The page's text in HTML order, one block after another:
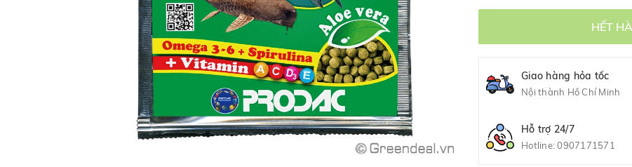
HẾT
Giao hàng hỏa tốc
Nội thành Hồ Chí Minh
Hỗ trợ 24/7
Hotline:0907171571